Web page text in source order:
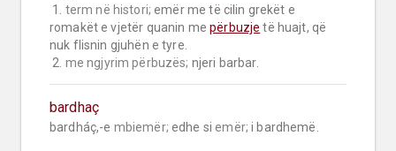
1. term në histori; emër me të cilin grekët e
romakët e vjetër quanin me përbuzje të huajt, që
nuk flisnin gjuhën e tyre.
2. me ngjyrim përbuzës; njeri barbar.
bardhaç
bardháç,-e mbiemër; edhe si emër; i bardhemë.